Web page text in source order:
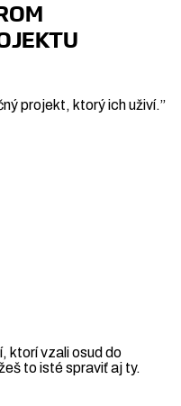
projekt, ktorý ich uživí.”
ktorí vzali osud do
to isté spraviť aj ty.